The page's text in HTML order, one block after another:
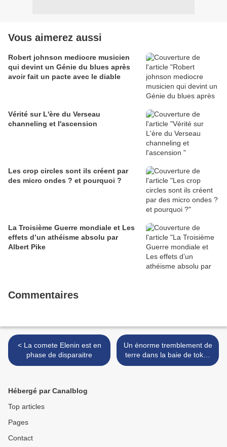
Vous aimerez aussi
Robert johnson mediocre musicien
qui devint un Génie du blues après
avoir fait un pacte avec le diable
Vérité sur L'ère du Verseau
channeling et l'ascension
Les crop circles sont ils créent par
des micro ondes ? et pourquoi ?
La Troisième Guerre mondiale et Les
effets d’un athéisme absolu par
Albert Pike
Commentaires
< La comete Elenin est en
phase de disparaitre
Un énorme tremblement de
terre dans la baie de tokyo
à venir >
Hébergé par Canalblog
Top articles
Pages
Contact